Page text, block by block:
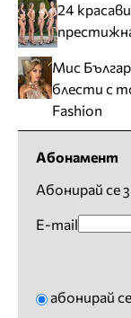
24
Мис
блести с
Fashion
Абонамент
Абонирай се
E-mail
абонирай се